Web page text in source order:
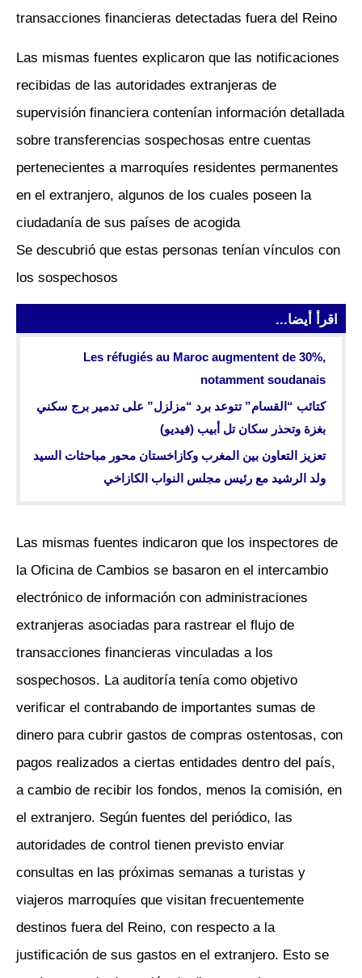
transacciones financieras detectadas fuera del Reino
Las mismas fuentes explicaron que las notificaciones
recibidas de las autoridades extranjeras de
supervisión financiera contenían información detallada
sobre transferencias sospechosas entre cuentas
pertenecientes a marroquíes residentes permanentes
en el extranjero, algunos de los cuales poseen la
ciudadanía de sus países de acogida
Se descubrió que estas personas tenían vínculos con
los sospechosos
اقرأ أيضا...
Les réfugiés au Maroc augmentent de 30%,
notamment soudanais
كتائب “القسام” تتوعد برد “مزلزل” على تدمير برج سكني
بغزة وتحذر سكان تل أبيب (فيديو)
تعزيز التعاون بين المغرب وكازاخستان محور مباحثات السيد
ولد الرشيد مع رئيس مجلس النواب الكازاخي
Las mismas fuentes indicaron que los inspectores de
la Oficina de Cambios se basaron en el intercambio
electrónico de información con administraciones
extranjeras asociadas para rastrear el flujo de
transacciones financieras vinculadas a los
sospechosos. La auditoría tenía como objetivo
verificar el contrabando de importantes sumas de
dinero para cubrir gastos de compras ostentosas, con
pagos realizados a ciertas entidades dentro del país,
a cambio de recibir los fondos, menos la comisión, en
el extranjero. Según fuentes del periódico, las
autoridades de control tienen previsto enviar
consultas en las próximas semanas a turistas y
viajeros marroquíes que visitan frecuentemente
destinos fuera del Reino, con respecto a la
justificación de sus gastos en el extranjero. Esto se